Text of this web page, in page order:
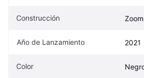
Construcción Zoom
Año de Lanzamiento 2021
Color